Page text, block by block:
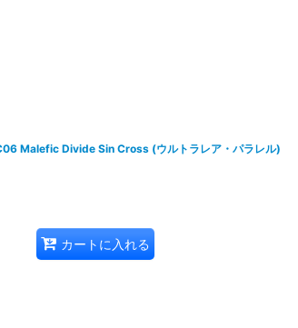
Malefic Divide Sin Cross (ウルトラレア・パラレル)
カートに入れる